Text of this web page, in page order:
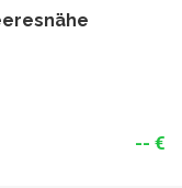
-- €